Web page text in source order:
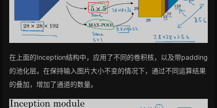
在上面的Inception结构中，应用了不同的卷积核，以及带padding
的池化层。在保持输入图片大小不变的情况下，通过不同运算结果
的叠加，增加了通道的数量。